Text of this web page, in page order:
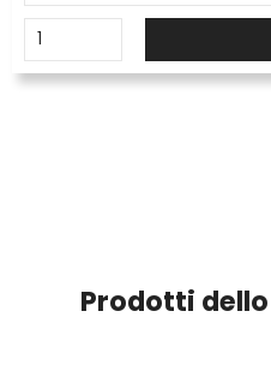
Prodotti